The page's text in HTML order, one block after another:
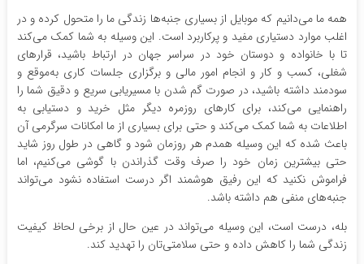
همه ما می‌دانیم که موبایل از بسیاری جنبه‌ها زندگی ما را متحول کرده و در
اغلب موارد دستیاری مفید و پرکاربرد است. این وسیله به شما کمک می‌کند
تا با خانواده و دوستان خود در سراسر جهان در ارتباط باشید، قرارهای
شغلی، کسب و کار و انجام امور مالی و برگزاری جلسات کاری به‌موقع و
سودمند داشته باشید، در صورت گم شدن با مسیریابی سریع و دقیق شما را
راهنمایی می‌کند، برای کارهای روزمره دیگر مثل خرید و دستیابی به
اطلاعات به شما کمک می‌کند و حتی برای بسیاری از ما امکانات سرگرمی آن
باعث شده که این وسیله همدم هر روزمان شود و گاهی در طول روز شاید
حتی بیشترین زمان خود را صرف وقت گذراندن با گوشی می‌کنیم، اما
فراموش نکنید که این رفیق هوشمند اگر درست استفاده نشود می‌تواند
جنبه‌های منفی هم داشته باشد.
بله، درست است، این وسیله می‌تواند در عین حال از برخی لحاظ کیفیت
زندگی شما را کاهش داده و حتی سلامتی‌تان را تهدید کند.